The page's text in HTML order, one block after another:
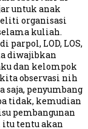
untuk anak
organisasi
kuliah.
LOD, LOS,
diwajibkan
dan kelompok
observasi nih
saja, penyumbang
tidak, kemudian
pembangunan
itu tentu akan